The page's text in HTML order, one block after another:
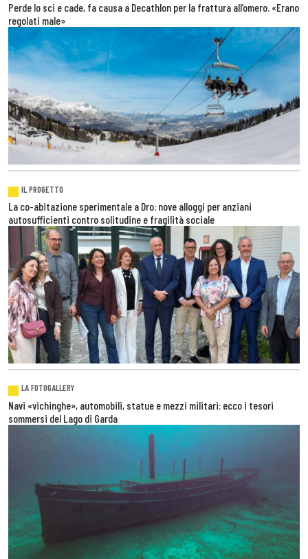
Perde lo sci e cade, fa causa a Decathlon per la frattura all’omero. «Erano
regolati male»
IL PROGETTO
La co-abitazione sperimentale a Dro: nove alloggi per anziani
autosufficienti contro solitudine e fragilità sociale
LA FOTOGALLERY
Navi «vichinghe», automobili, statue e mezzi militari: ecco i tesori
sommersi del Lago di Garda